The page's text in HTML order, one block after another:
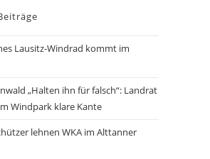
Lausitz-Windrad kommt im
„Halten ihn für falsch“: Landrat
Windpark klare Kante
lehnen WKA im Alttanner